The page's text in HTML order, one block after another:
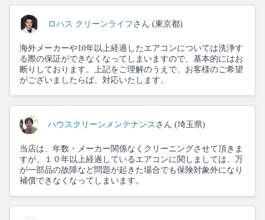
ロハス クリーンライフ さん (東京都)
海外メーカーや10年以上経過したエアコンについては洗浄す
る際の保証ができなくなってしまいますので、基本的にはお
断りしております。上記をご理解のうえで、お客様のご希望
がございましたらば、対応いたします。
ハウスクリーンメンテナンス さん (埼玉県)
当店は、年数・メーカー関係なくクリーニングさせて頂きま
すが、１０年以上経過しているエアコンに関しましては、万
が一部品の故障など問題が起きた場合でも保険対象外になり
補償できなくなってしまいます。